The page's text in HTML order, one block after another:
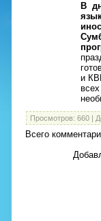
В
и
Просмотров: 660
Всего